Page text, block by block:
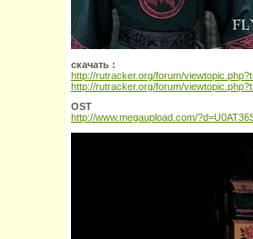
скачать :
http://rutracker.org/forum/
http://rutracker.org/forum/
OST
http://www.megaupload.com/